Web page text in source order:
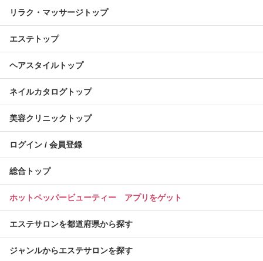
リラク・マッサージトップ
エステトップ
ヘアスタイルトップ
ネイルカタログトップ
美容クリニックトップ
ログイン / 会員登録
総合トップ
ホットペッパービューティー アプリをゲット
エステサロンを都道府県から探す
ジャンルからエステサロンを探す